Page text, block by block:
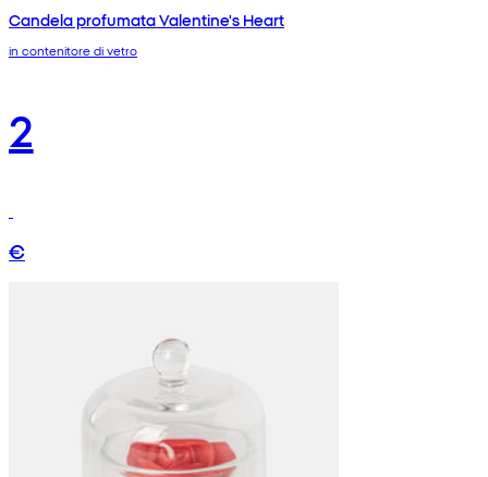
Candela profumata Valentine's Heart
in contenitore di vetro
2
€